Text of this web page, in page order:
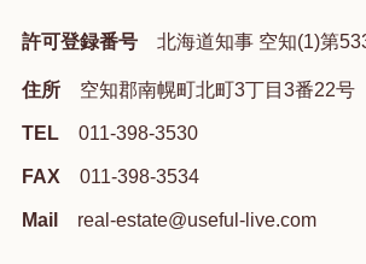
許可登録番号 北海道知事 空知(1)第
住所空知郡南幌町北町3丁目3番22号
TEL011-398-3530
FAX 011-398-3534
Mail real-estate@useful-live.com